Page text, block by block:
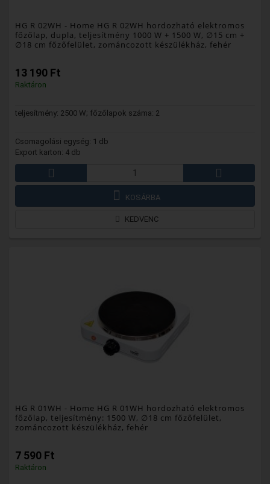
HG R 02WH - Home HG R 02WH hordozható elektromos
főzőlap, dupla, teljesítmény 1000 W + 1500 W, ∅15 cm +
∅18 cm főzőfelület, zománcozott készülékház, fehér
13 190 Ft
Raktáron
teljesítmény: 2500 W; főzőlapok száma: 2
Csomagolási egység: 1 db
Export karton: 4 db
KOSÁRBA
KEDVENC
HG R 01WH - Home HG R 01WH hordozható elektromos
főzőlap, teljesítmény: 1500 W, ∅18 cm főzőfelület,
zománcozott készülékház, fehér
7 590 Ft
Raktáron